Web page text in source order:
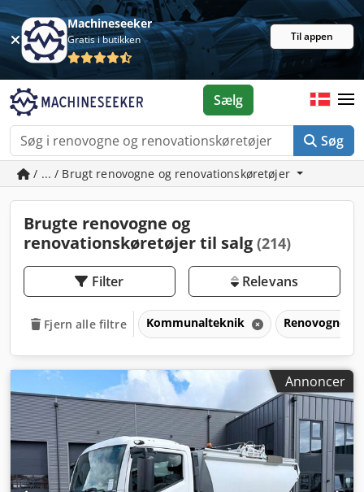
Machineseeker
Gratis i butikken Til appen
Søg
Sælg
/ ... / Brugt renovogne og renovationskøretøjer
Brugte renovogne og
renovationskøretøjer til salg (214)
Filter Relevans
Fjern alle filtre Kommunalteknik Renovogne
Annoncer